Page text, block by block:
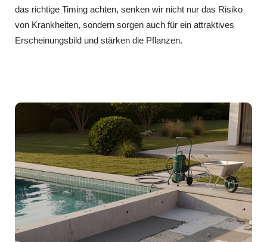
das richtige Timing achten, senken wir nicht nur das Risiko
von Krankheiten, sondern sorgen auch für ein attraktives
Erscheinungsbild und stärken die Pflanzen.